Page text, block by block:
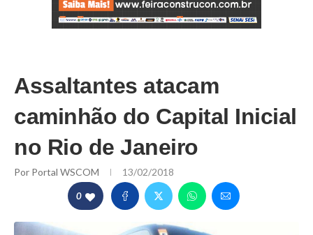
Assaltantes atacam
caminhão do Capital Inicial
no Rio de Janeiro
Por Portal WSCOM 13/02/2018
0